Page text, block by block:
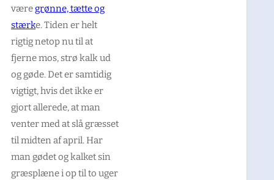
væregrønne, tætte og
stærke. Tiden er helt
rigtig netop nu til at
fjerne mos, strø kalk ud
og gøde. Det er samtidig
vigtigt, hvis det ikke er
gjort allerede, at man
venter med at slå græsset
til midten af april. Har
man gødet og kalket sin
græsplæne i op til to uger